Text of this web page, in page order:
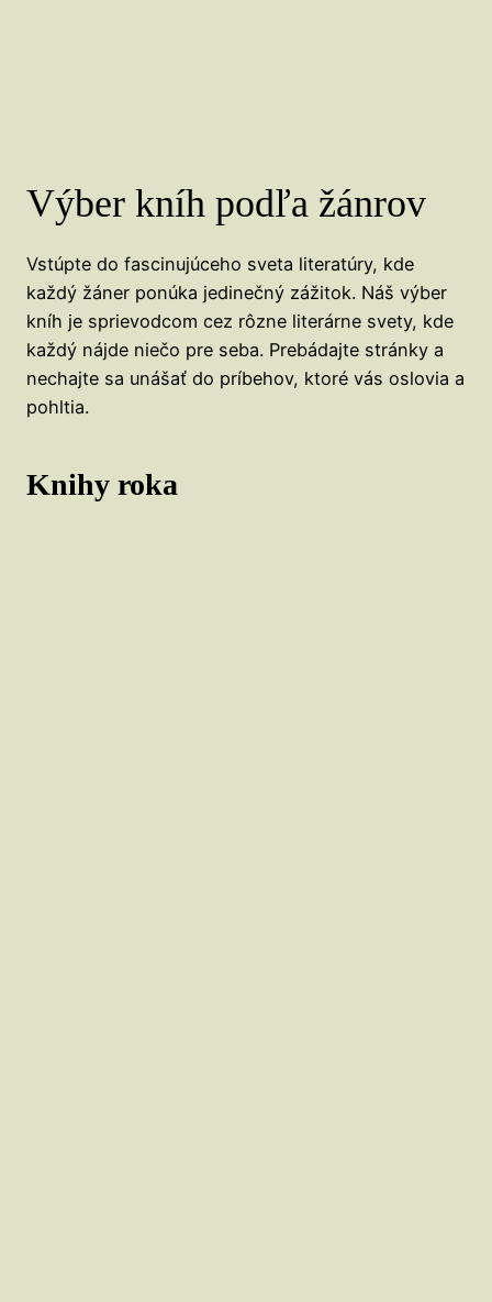
Výber kníh podľa žánrov
Vstúpte do fascinujúceho sveta literatúry, kde
každý žáner ponúka jedinečný zážitok. Náš výber
kníh je sprievodcom cez rôzne literárne svety, kde
každý nájde niečo pre seba. Prebádajte stránky a
nechajte sa unášať do príbehov, ktoré vás oslovia a
pohltia.
Knihy roka